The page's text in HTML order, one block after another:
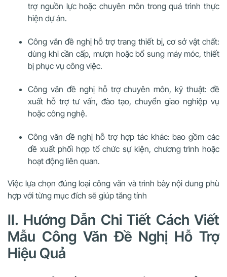
trợ nguồn lực hoặc chuyên môn trong quá trình thực
hiện dự án.
Công văn đề nghị hỗ trợ trang thiết bị, cơ sở vật chất:
dùng khi cần cấp, mượn hoặc bổ sung máy móc, thiết
bị phục vụ công việc.
Công văn đề nghị hỗ trợ chuyên môn, kỹ thuật: đề
xuất hỗ trợ tư vấn, đào tạo, chuyển giao nghiệp vụ
hoặc công nghệ.
Công văn đề nghị hỗ trợ hợp tác khác: bao gồm các
đề xuất phối hợp tổ chức sự kiện, chương trình hoặc
hoạt động liên quan.
Việc lựa chọn đúng loại công văn và trình bày nội dung phù
hợp với từng mục đích sẽ giúp tăng tính
II. Hướng Dẫn Chi Tiết Cách Viết
Mẫu Công Văn Đề Nghị Hỗ Trợ
Hiệu Quả